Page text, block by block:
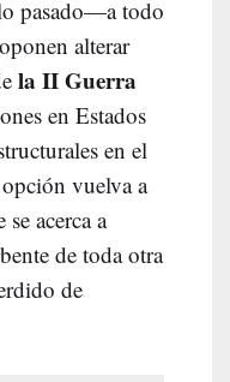
pasado—a todo
alterar
la II Guerra
en Estados
en el
vuelva a
acerca a
de toda otra
de